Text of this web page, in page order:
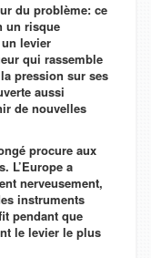
du problème: ce
un risque
levier
qui rassemble
pression sur ses
aussi
de nouvelles
procure aux
L’Europe a
nerveusement,
instruments
pendant que
le levier le plus